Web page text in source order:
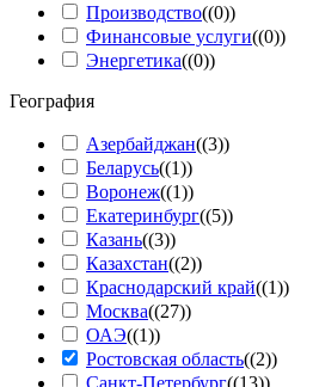
Производство((0))
Финансовые услуги((0))
Энергетика((0))
География
Азербайджан((3))
Беларусь((1))
Воронеж((1))
Екатеринбург((5))
Казань((3))
Казахстан((2))
Краснодарский край((1))
Москва((27))
ОАЭ((1))
Ростовская область((2))
Санкт-Петербург((13))